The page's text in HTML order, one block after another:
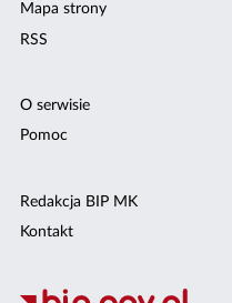
Mapa strony
RSS
O serwisie
Pomoc
Redakcja BIP MK
Kontakt